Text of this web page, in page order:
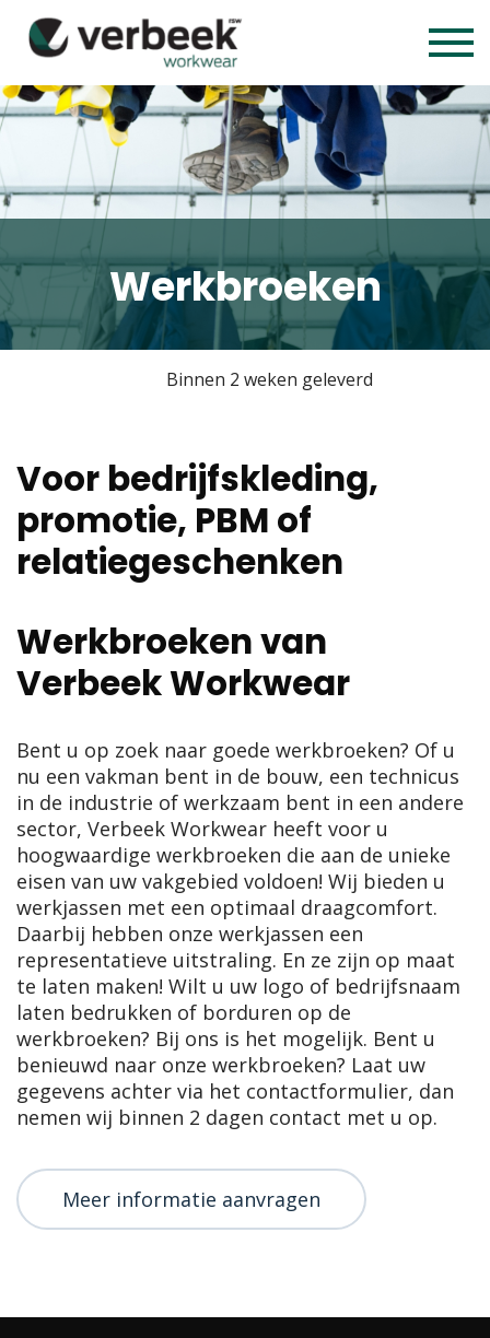
Werkbroeken
Binnen 2 weken geleverd
Voor bedrijfskleding,
promotie, PBM of
relatiegeschenken
Werkbroeken van
Verbeek Workwear
Bent u op zoek naar goede werkbroeken? Of u
nu een vakman bent in de bouw, een technicus
in de industrie of werkzaam bent in een andere
sector, Verbeek Workwear heeft voor u
hoogwaardige werkbroeken die aan de unieke
eisen van uw vakgebied voldoen! Wij bieden u
werkjassen met een optimaal draagcomfort.
Daarbij hebben onze werkjassen een
representatieve uitstraling. En ze zijn op maat
te laten maken! Wilt u uw logo of bedrijfsnaam
laten bedrukken of borduren op de
werkbroeken? Bij ons is het mogelijk. Bent u
benieuwd naar onze werkbroeken? Laat uw
gegevens achter via het contactformulier, dan
nemen wij binnen 2 dagen contact met u op.
Meer informatie aanvragen